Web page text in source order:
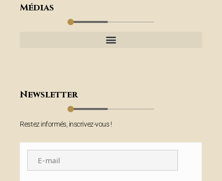
Médias
Newsletter
Restez informés, inscrivez-vous !